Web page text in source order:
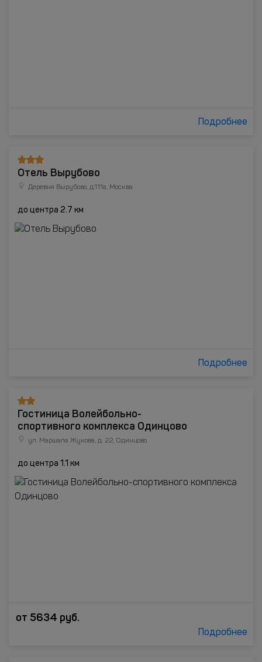
Подробнее
Отель Вырубово
Деревня Вырубово, д.111а, Москва
до центра 2.7 км
Подробнее
Гостиница Волейбольно-
спортивного комплекса Одинцово
ул. Маршала Жукова, д. 22, Одинцово
до центра 1.1 км
от 5634 руб.
Подробнее